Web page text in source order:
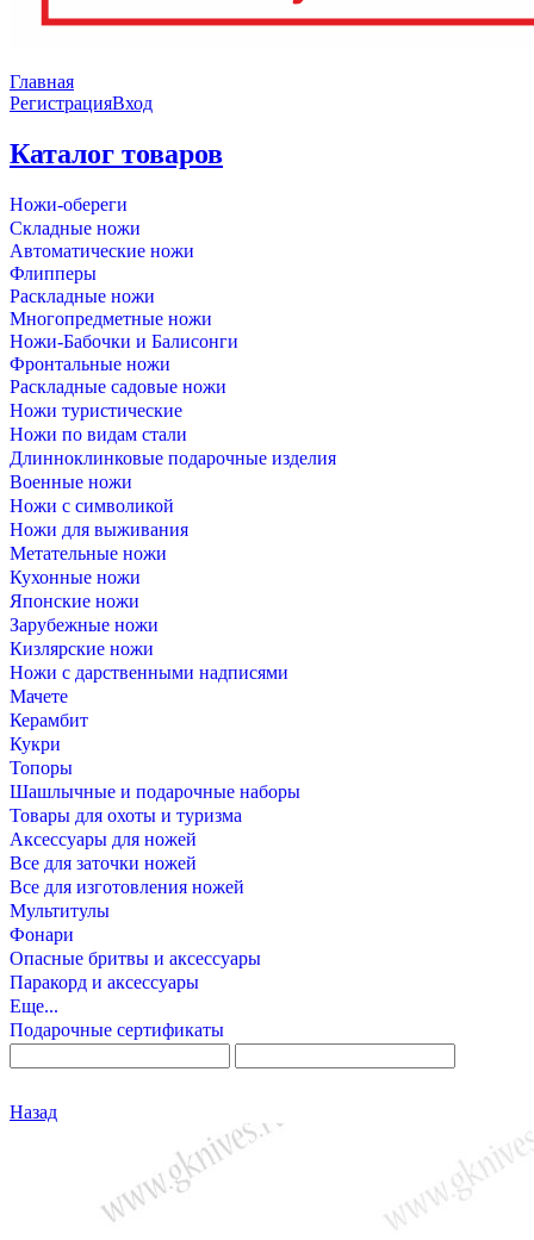
Главная
РегистрацияВход
Каталог товаров
Ножи-обереги
Складные ножи
Автоматические ножи
Флипперы
Раскладные ножи
Многопредметные ножи
Ножи-Бабочки и Балисонги
Фронтальные ножи
Раскладные садовые ножи
Ножи туристические
Ножи по видам стали
Длинноклинковые подарочные изделия
Военные ножи
Ножи с символикой
Ножи для выживания
Метательные ножи
Кухонные ножи
Японские ножи
Зарубежные ножи
Кизлярские ножи
Ножи с дарственными надписями
Мачете
Керамбит
Кукри
Топоры
Шашлычные и подарочные наборы
Товары для охоты и туризма
Аксессуары для ножей
Все для заточки ножей
Все для изготовления ножей
Мультитулы
Фонари
Опасные бритвы и аксессуары
Паракорд и аксессуары
Еще...
Подарочные сертификаты
Назад